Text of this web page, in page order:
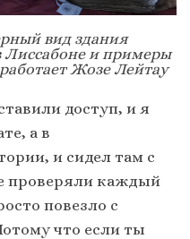
вид здания
и примеры
Жозе Лейтау
доступ, и я
а в
и сидел там с
проверяли каждый
повезло с
что если ты